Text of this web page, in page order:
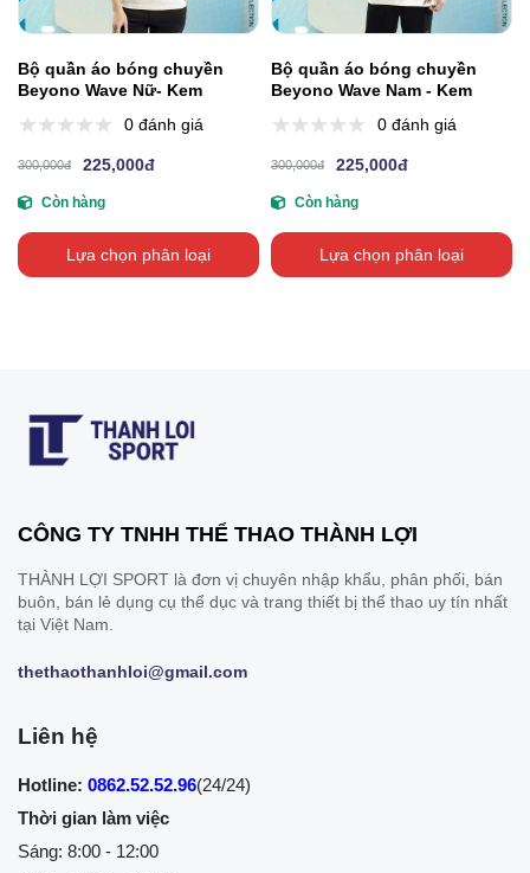
Bộ quần áo bóng chuyền
Beyono Wave Nữ- Kem
0 đánh giá
300,000đ 225,000đ
Còn hàng
Lựa chọn phân loại
Bộ quần áo bóng chuyền
Beyono Wave Nam - Kem
0 đánh giá
300,000đ 225,000đ
Còn hàng
Lựa chọn phân loại
CÔNG TY TNHH THỂ THAO THÀNH LỢI
THÀNH LỢI SPORT là đơn vị chuyên nhập khẩu, phân phối, bán
buôn, bán lẻ dụng cụ thể dục và trang thiết bị thể thao uy tín nhất
tại Việt Nam.
thethaothanhloi@gmail.com
Liên hệ
Hotline: 0862.52.52.96(24/24)
Thời gian làm việc
Sáng: 8:00 - 12:00